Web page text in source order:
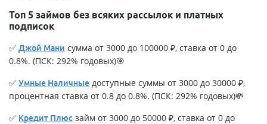
Топ 5 займов без всяких рассылок и платных
подписок
✅ Джой Мани сумма от 3000 до 100000 ₽, ставка от 0 до
0.8%. (ПСК: 292% годовых)🎯
✅ Умные Наличные доступные суммы от 3000 до 30000 ₽,
процентная ставка от 0.8 до 0.8%. (ПСК: 292% годовых)💸
✅ Кредит Плюс займ от 3000 до 50000 ₽, ставка от 0 до